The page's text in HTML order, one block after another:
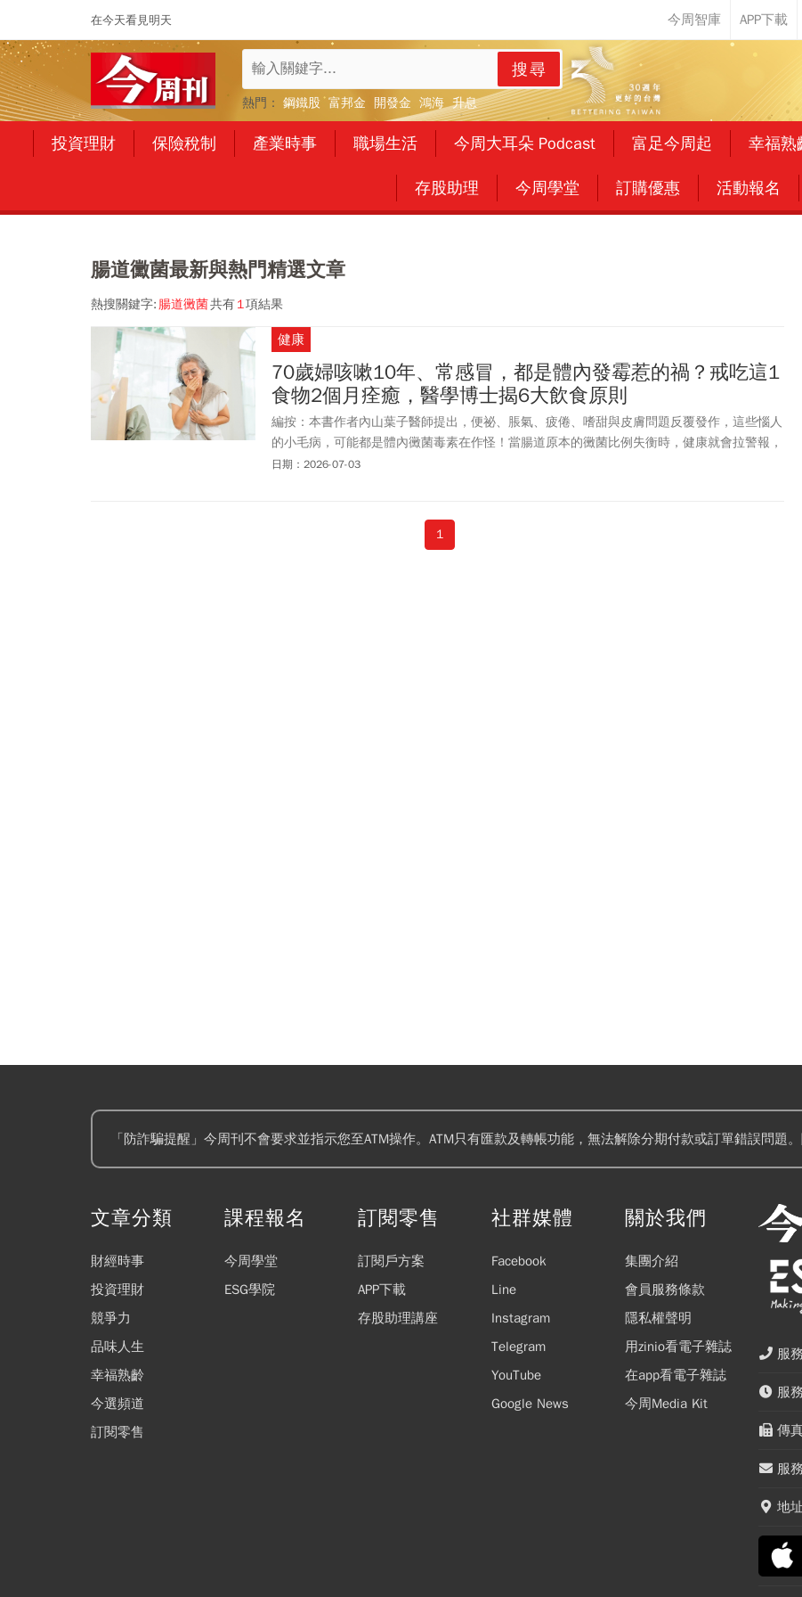
在今天看見明天
搜尋
熱門： 鋼鐵股 富邦金 開發金 鴻海 升息
投資理財 保險稅制 產業時事 職場生活 今周大耳朵 Podcast 富足今周起 幸福熟
存股助理 今周學堂 訂購優惠 活動報名
腸道黴菌最新與熱門精選文章
熱搜關鍵字: 腸道黴菌共有1項結果
健康
70歲婦咳嗽10年、常感冒，都是體內發霉惹的禍？戒吃這1
食物2個月痊癒，醫學博士揭6大飲食原則
編按：本書作者內山葉子醫師提出，便祕、脹氣、疲倦、嗜甜與皮膚問題反覆發作，這些惱人
的小毛病，可能都是體內黴菌毒素在作怪！當腸道原本的黴菌比例失衡時，健康就會拉警報，
恐影響消化、免疫與情緒狀態，進而引發多種慢性不適。作者從臨床觀察提出，現代生活中的
日期：2026-07-03
1
「防詐騙提醒」今周刊不會要求並指示您至ATM操作。ATM只有匯款及轉帳功能，無法解除分期付款或訂單錯誤問題
文章分類
財經時事
投資理財
競爭力
品味人生
幸福熟齡
今選頻道
訂閱零售
課程報名
今周學堂
ESG學院
訂閱零售
訂閱戶方案
APP下載
存股助理講座
社群媒體
Facebook
Line
Instagram
Telegram
YouTube
Google News
關於我們
集團介紹
會員服務條款
隱私權聲明
用zinio看電子雜誌
在app看電子雜誌
今周Media Kit
服
服
傳
服
地